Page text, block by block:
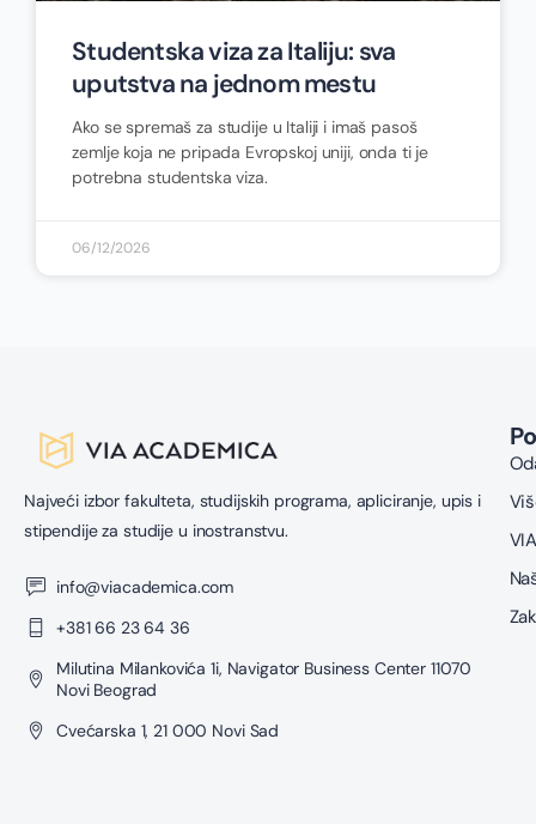
Studentska viza za Italiju: sva
uputstva na jednom mestu
Ako se spremaš za studije u Italiji i imaš pasoš
zemlje koja ne pripada Evropskoj uniji, onda ti je
potrebna studentska viza.
06/12/2026
Najveći izbor fakulteta, studijskih programa, apliciranje, upis i
stipendije za studije u inostranstvu.
info@viacademica.com
+381 66 23 64 36
Milutina Milankovića 1i, Navigator Business Center 11070
Novi Beograd
Cvećarska 1, 21 000 Novi Sad